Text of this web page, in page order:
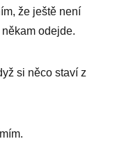
že ještě není
odejde.
si něco staví z